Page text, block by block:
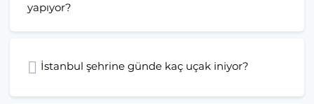
yapıyor?
İstanbul şehrine günde kaç uçak iniyor?